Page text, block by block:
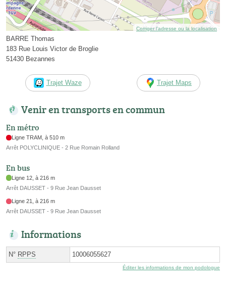
Corriger l’adresse ou la localisation
BARRE Thomas
183 Rue Louis Victor de Broglie
51430 Bezannes
Trajet Waze Trajet Maps
Venir en transports en commun
En métro
Ligne TRAM, à 510 m
Arrêt POLYCLINIQUE - 2 Rue Romain Rolland
En bus
Ligne 12, à 216 m
Arrêt DAUSSET - 9 Rue Jean Dausset
Ligne 21, à 216 m
Arrêt DAUSSET - 9 Rue Jean Dausset
Informations
N° RPPS 10006055627
Éditer les informations de mon podologue